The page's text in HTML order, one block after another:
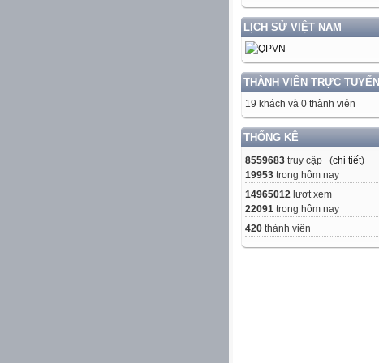
LỊCH SỬ VIỆT NAM
THÀNH VIÊN TRỰC TUYẾN
19 khách và 0 thành viên
THỐNG KÊ
8559683 truy cập (chi tiết)
19953 trong hôm nay
14965012 lượt xem
22091 trong hôm nay
420 thành viên